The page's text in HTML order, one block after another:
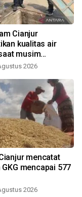
Cianjur
kualitas air
musim
2026
mencatat
mencapai 577
2026